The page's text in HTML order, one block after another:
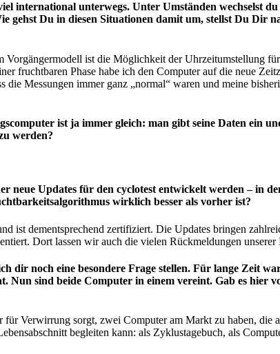
international unterwegs. Unter Umständen wechselst
gehst Du in diesen Situationen damit um, stellst Du Dir
Vorgängermodell ist die Möglichkeit der Uhrzeitumstellung
fruchtbaren Phase habe ich den Computer auf die neue
die Messungen immer ganz „normal“ waren und meine
ist ja immer gleich: man gibt seine Daten ein
werden?
neue Updates für den cyclotest entwickelt werden – in
wirklich besser als vorher ist?
ist dementsprechend zertifiziert. Die Updates bringen
Dort lassen wir auch die vielen Rückmeldungen
dir noch eine besondere Frage stellen. Für lange Zeit
Nun sind beide Computer in einem vereint. Gab es
für Verwirrung sorgt, zwei Computer am Markt zu haben,
begleiten kann: als Zyklustagebuch, als